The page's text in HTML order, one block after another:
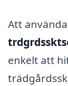
Att
enkelt att